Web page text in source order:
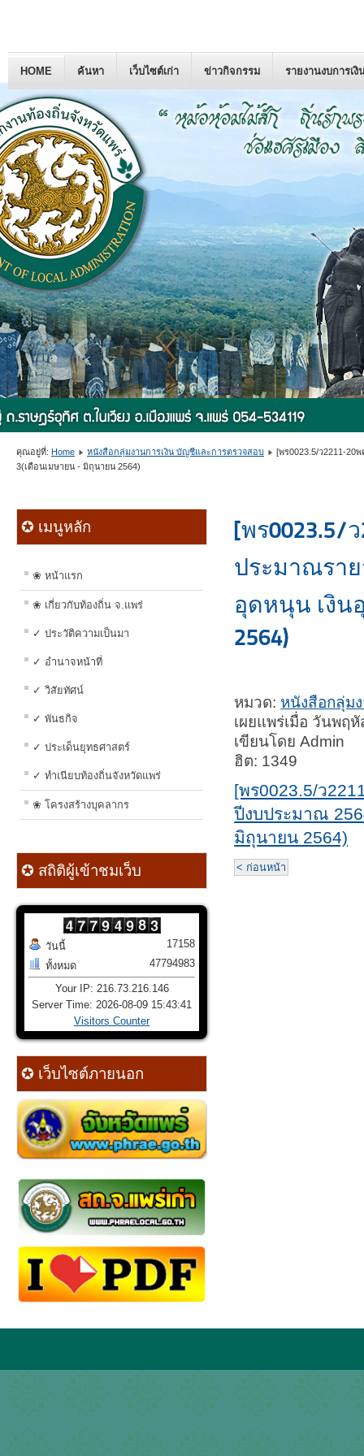
HOME ค้นหา เว็บไซต์เก่า ข่าวกิจกรรม รายงานงบการเงิ
คุณอยู่ที่: Home หนังสือกลุ่มงานการเงิน บัญชีและการตรวจสอบ
[พร0023.5/ว2211-20
3(เดือนเมษายน - มิถุนายน 2564)
✪ เมนูหลัก
❀ หน้าแรก
❀ เกี่ยวกับท้องถิ่น จ.แพร่
✓ ประวัติความเป็นมา
✓ อำนาจหน้าที่
✓ วิสัยทัศน์
✓ พันธกิจ
✓ ประเด็นยุทธศาสตร์
✓ ทำเนียบท้องถิ่นจังหวัดแพร่
❀ โครงสร้างบุคลากร
✪ สถิติผู้เข้าชมเว็บ
วันนี้
ทั้งหมด
17158
47794983
Your IP: 216.73.216.146
Server Time: 2026-08-09 15:43:41
Visitors Counter
✪ เว็บไซต์ภายนอก
[พร0023.5/
ประมาณราย
อุดหนุน เงิน
2564)
หมวด: หนังสือกลุ่ม
เผยแพร่เมื่อ วันพฤ
เขียนโดย Admin
ฮิต: 1349
[พร0023.5/ว
ปีงบประมาณ
มิถุนายน 2564)
< ก่อนหน้า